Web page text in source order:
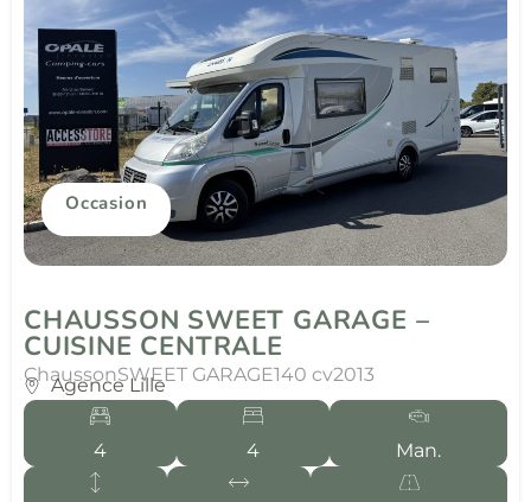
Occasion
CHAUSSON SWEET GARAGE –
CUISINE CENTRALE
ChaussonSWEET GARAGE140 cv2013
Agence Lille
4 4 Man.